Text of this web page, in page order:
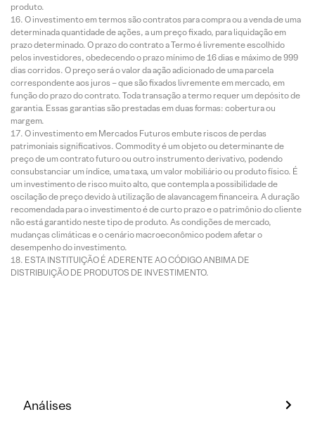
produto.
O investimento em termos são contratos para compra ou a venda de uma
determinada quantidade de ações, a um preço fixado, para liquidação em
prazo determinado. O prazo do contrato a Termo é livremente escolhido
pelos investidores, obedecendo o prazo mínimo de 16 dias e máximo de 999
dias corridos. O preço será o valor da ação adicionado de uma parcela
correspondente aos juros – que são fixados livremente em mercado, em
função do prazo do contrato. Toda transação a termo requer um depósito de
garantia. Essas garantias são prestadas em duas formas: cobertura ou
margem.
O investimento em Mercados Futuros embute riscos de perdas
patrimoniais significativos. Commodity é um objeto ou determinante de
preço de um contrato futuro ou outro instrumento derivativo, podendo
consubstanciar um índice, uma taxa, um valor mobiliário ou produto físico. É
um investimento de risco muito alto, que contempla a possibilidade de
oscilação de preço devido à utilização de alavancagem financeira. A duração
recomendada para o investimento é de curto prazo e o patrimônio do cliente
não está garantido neste tipo de produto. As condições de mercado,
mudanças climáticas e o cenário macroeconômico podem afetar o
desempenho do investimento.
ESTA INSTITUIÇÃO É ADERENTE AO CÓDIGO ANBIMA DE
DISTRIBUIÇÃO DE PRODUTOS DE INVESTIMENTO.
Análises